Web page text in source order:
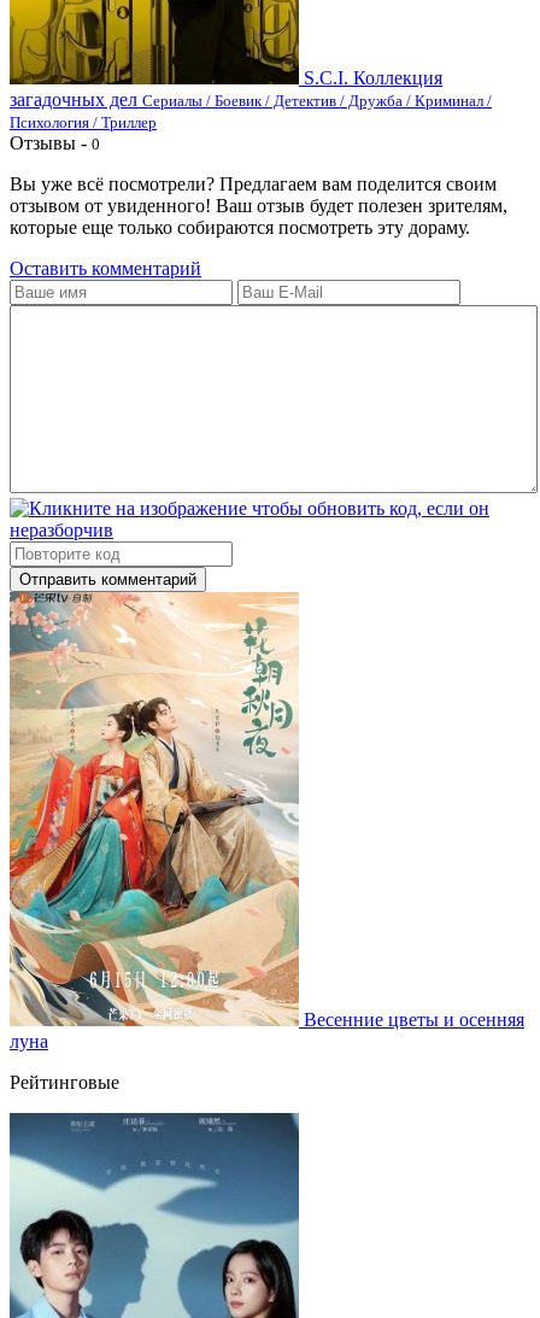
S.C.I. Коллекция
загадочных дел Сериалы / Боевик / Детектив / Дружба / Криминал /
Психология / Триллер
Отзывы - 0
Вы уже всё посмотрели? Предлагаем вам поделится своим
отзывом от увиденного! Ваш отзыв будет полезен зрителям,
которые еще только собираются посмотреть эту дораму.
Оставить комментарий
Отправить комментарий
Весенние цветы и осенняя
луна
Рейтинговые